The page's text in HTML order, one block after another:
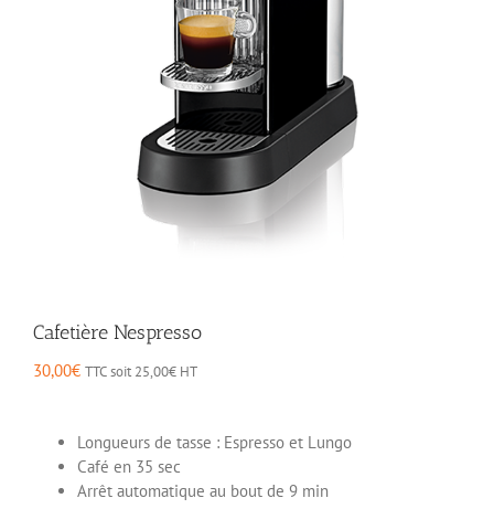
Cafetière Nespresso
30,00€ TTC soit 25,00€ HT
Longueurs de tasse : Espresso et Lungo
Café en 35 sec
Arrêt automatique au bout de 9 min